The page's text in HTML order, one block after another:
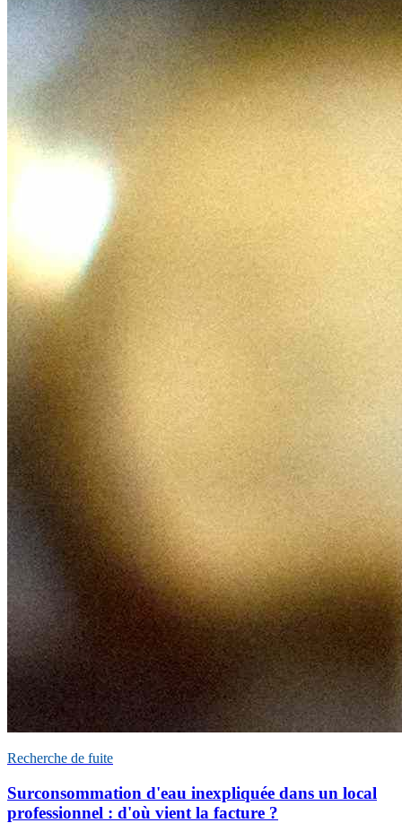
Recherche de fuite
Surconsommation d'eau inexpliquée dans un local
professionnel : d'où vient la facture ?